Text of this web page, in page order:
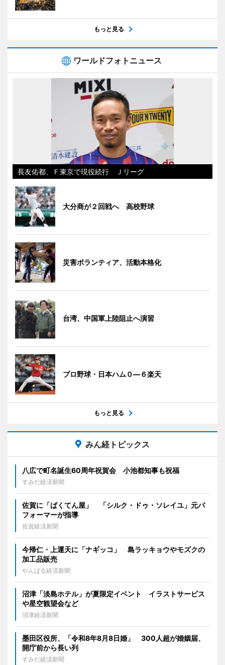
もっと見る
ワールドフォトニュース
長友佑都、Ｆ東京で現役続行 Ｊリーグ
大分商が２回戦へ 高校野球
災害ボランティア、活動本格化
台湾、中国軍上陸阻止へ演習
プロ野球・日本ハム０―６楽天
もっと見る
みん経トピックス
八広で町名誕生60周年祝賀会 小池都知事も祝福
すみだ経済新聞
佐賀に「ばくてん屋」 「シルク・ドゥ・ソレイユ」元パ
フォーマーが指導
佐賀経済新聞
今帰仁・上運天に「ナギッコ」 島ラッキョウやモズクの
加工品販売
やんばる経済新聞
沼津「淡島ホテル」が夏限定イベント イラストサービス
や星空観望会など
沼津経済新聞
墨田区役所、「令和8年8月8日婚」 300人超が婚姻届、
開庁前から長い列
すみだ経済新聞